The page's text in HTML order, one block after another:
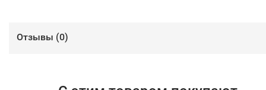
Отзывы (0)